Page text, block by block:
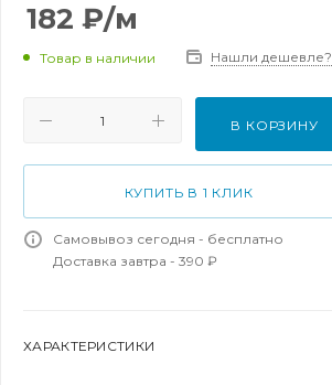
182 ₽/м
Товар в наличии Нашли дешевле?
В КОРЗИНУ
КУПИТЬ В 1 КЛИК
Самовывоз сегодня - бесплатно
Доставка завтра - 390 ₽
ХАРАКТЕРИСТИКИ